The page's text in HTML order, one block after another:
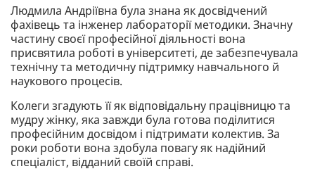
Людмила Андріївна була знана як досвідчений
фахівець та інженер лабораторії методики. Значну
частину своєї професійної діяльності вона
присвятила роботі в університеті, де забезпечувала
технічну та методичну підтримку навчального й
наукового процесів.
Колеги згадують її як відповідальну працівницю та
мудру жінку, яка завжди була готова поділитися
професійним досвідом і підтримати колектив. За
роки роботи вона здобула повагу як надійний
спеціаліст, відданий своїй справі.